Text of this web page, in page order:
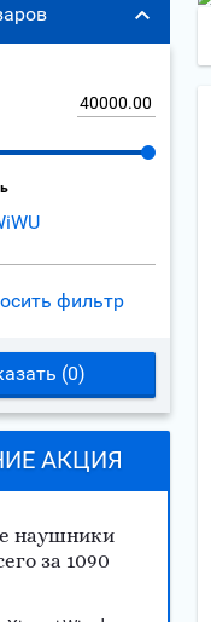
фильтр
(0)
АКЦИЯ
наушники
за 1090